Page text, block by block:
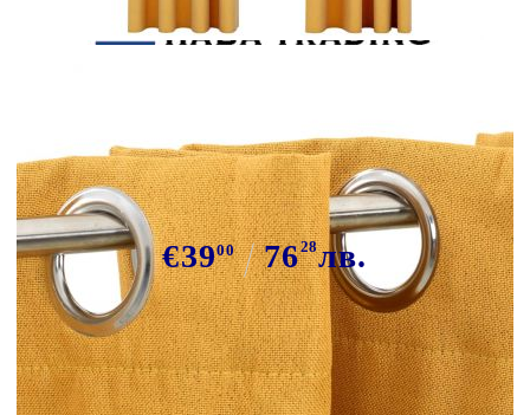
лен с отвори 2 бр жълти 140x245
см
€3900 7628лв.
В наличност: 66 бр.
Време за доставка: 5 до 9 дни